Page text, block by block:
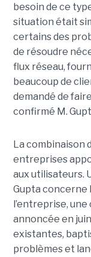
besoin de ce
situation était
certains des
de résoudre
flux réseau,
beaucoup de
demandé de
confirmé M.
La combinaison
entreprises
aux utilisateurs.
Gupta concerne
l’entreprise,
annoncée en
existantes,
problèmes et